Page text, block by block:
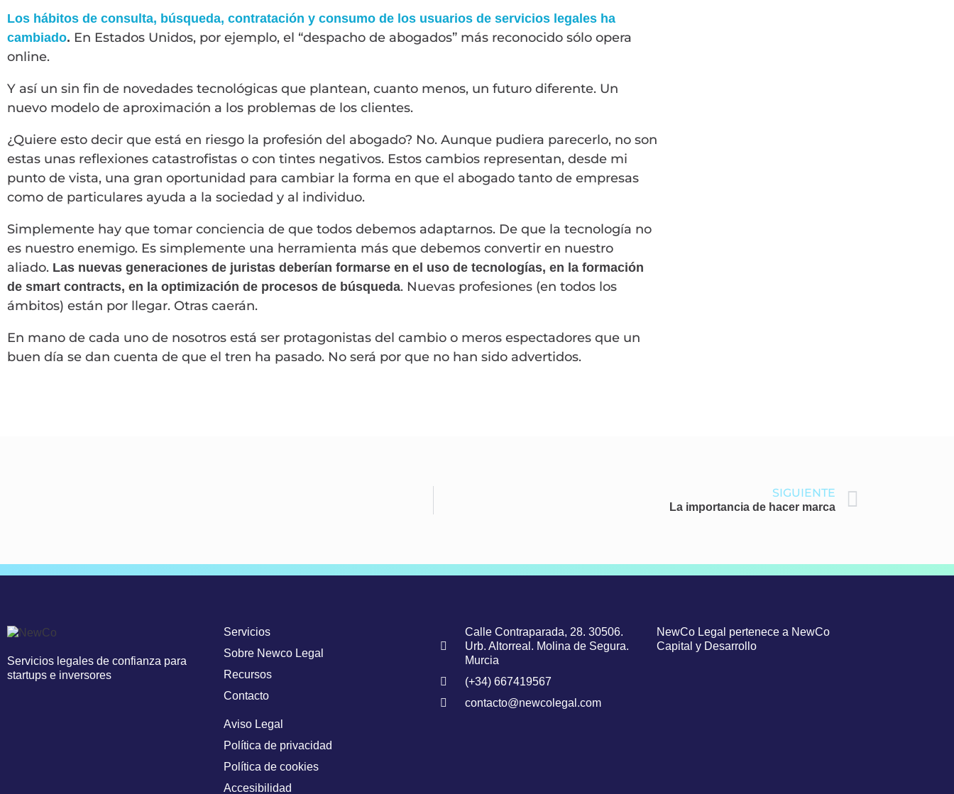
Los hábitos de consulta, búsqueda, contratación y consumo de los usuarios de servicios legales ha
cambiado. En Estados Unidos, por ejemplo, el “despacho de abogados” más reconocido sólo opera
online.
Y así un sin fin de novedades tecnológicas que plantean, cuanto menos, un futuro diferente. Un
nuevo modelo de aproximación a los problemas de los clientes.
¿Quiere esto decir que está en riesgo la profesión del abogado? No. Aunque pudiera parecerlo, no son
estas unas reflexiones catastrofistas o con tintes negativos. Estos cambios representan, desde mi
punto de vista, una gran oportunidad para cambiar la forma en que el abogado tanto de empresas
como de particulares ayuda a la sociedad y al individuo.
Simplemente hay que tomar conciencia de que todos debemos adaptarnos. De que la tecnología no
es nuestro enemigo. Es simplemente una herramienta más que debemos convertir en nuestro
aliado. Las nuevas generaciones de juristas deberían formarse en el uso de tecnologías, en la formación
de smart contracts, en la optimización de procesos de búsqueda. Nuevas profesiones (en todos los
ámbitos) están por llegar. Otras caerán.
En mano de cada uno de nosotros está ser protagonistas del cambio o meros espectadores que un
buen día se dan cuenta de que el tren ha pasado. No será por que no han sido advertidos.
SIGUIENTE
La importancia de hacer marca
Servicios legales de confianza para
startups e inversores
Servicios
Sobre Newco Legal
Recursos
Contacto
Aviso Legal
Política de privacidad
Política de cookies
Accesibilidad
Calle Contraparada, 28. 30506.
Urb. Altorreal. Molina de Segura.
Murcia
(+34) 667419567
contacto@newcolegal.com
NewCo Legal pertenece a NewCo
Capital y Desarrollo